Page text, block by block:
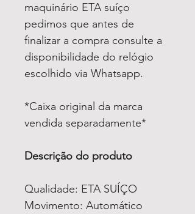
maquinário ETA suíço
pedimos que antes de
finalizar a compra consulte a
disponibilidade do relógio
escolhido via Whatsapp.
*Caixa original da marca
vendida separadamente*
Descrição do produto
Qualidade: ETA SUÍÇO
Movimento: Automático